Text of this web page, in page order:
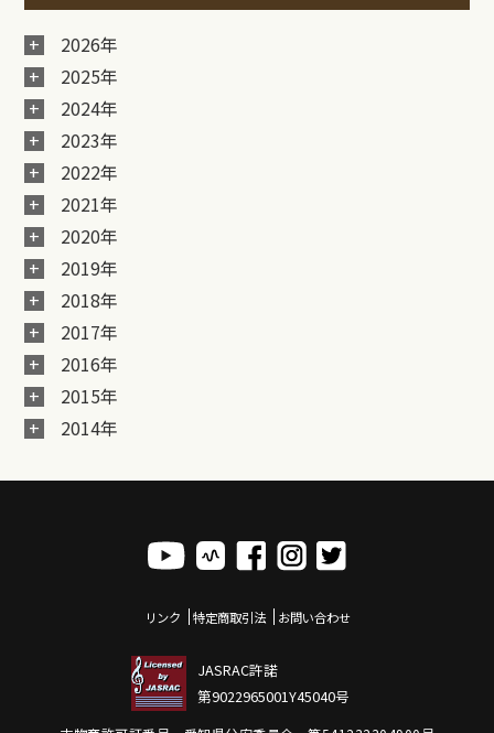
2026年
2025年
2024年
2023年
2022年
2021年
2020年
2019年
2018年
2017年
2016年
2015年
2014年
リンク 特定商取引法 お問い合わせ
JASRAC許諾
第9022965001Y45040号